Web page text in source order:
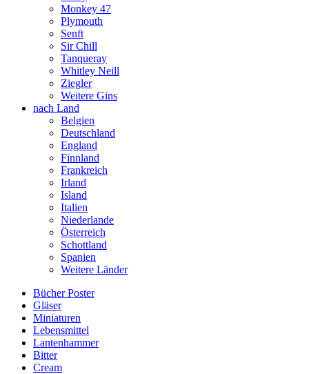
Monkey 47
Plymouth
Senft
Sir Chill
Tanqueray
Whitley Neill
Ziegler
Weitere Gins
nach Land
Belgien
Deutschland
England
Finnland
Frankreich
Irland
Island
Italien
Niederlande
Österreich
Schottland
Spanien
Weitere Länder
Bücher Poster
Gläser
Miniaturen
Lebensmittel
Lantenhammer
Bitter
Cream